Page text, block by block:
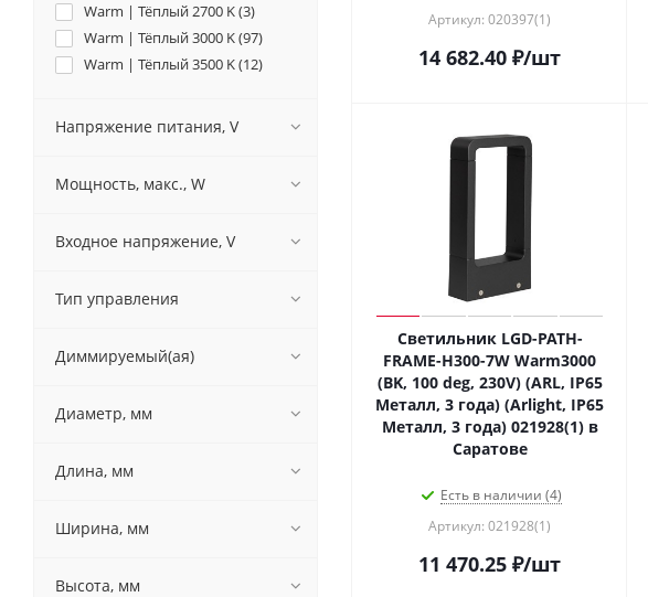
Артикул: 020397(1)
14 682.40 ₽/шт
Светильник LGD-PATH-
FRAME-H300-7W Warm3000
(BK, 100 deg, 230V) (ARL, IP65
Металл, 3 года) (Arlight, IP65
Металл, 3 года) 021928(1) в
Саратове
Есть в наличии (4)
Артикул: 021928(1)
11 470.25 ₽/шт
Warm | Тёплый 2700 K (3)
Warm | Тёплый 3000 K (97)
Warm | Тёплый 3500 K (12)
Напряжение питания, V
Мощность, макс., W
Входное напряжение, V
Тип управления
Диммируемый(ая)
Диаметр, мм
Длина, мм
Ширина, мм
Высота, мм